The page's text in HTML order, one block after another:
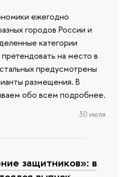
ежегодно
городов России и
категории
на место в
предусмотрены
размещения. В
обо всем подробнее.
30 июля
защитников»: в